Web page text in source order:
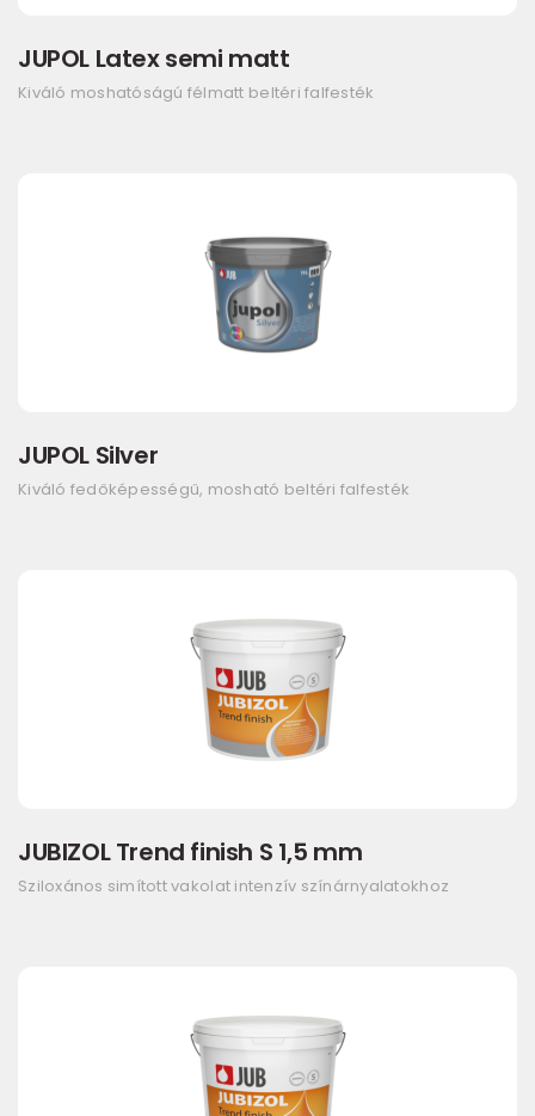
JUPOL Latex semi matt
Kiváló moshatóságú félmatt beltéri falfesték
JUPOL Silver
Kiváló fedőképességű, mosható beltéri falfesték
JUBIZOL Trend finish S 1,5 mm
Sziloxános simított vakolat intenzív színárnyalatokhoz